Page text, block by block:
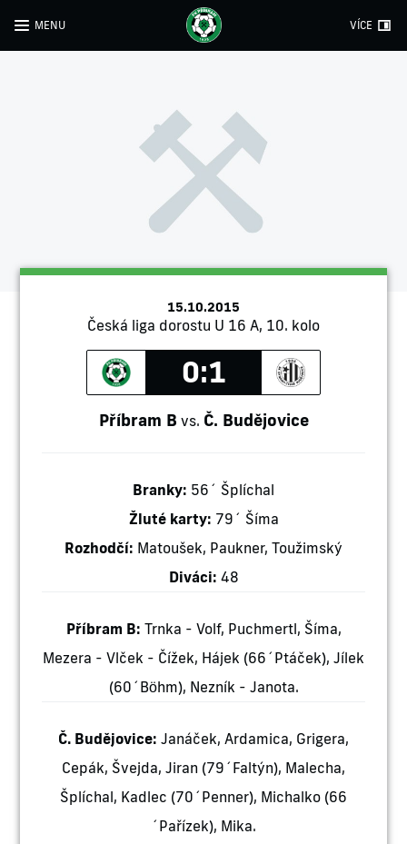
MENU VÍCE
15.10.2015
Česká liga dorostu U 16 A, 10. kolo
0:1
Příbram B vs. Č. Budějovice
Branky: 56´ Šplíchal
Žluté karty: 79´ Šíma
Rozhodčí: Matoušek, Paukner, Toužimský
Diváci: 48
Příbram B: Trnka - Volf, Puchmertl, Šíma,
Mezera - Vlček - Čížek, Hájek (66´Ptáček), Jílek
(60´Böhm), Nezník - Janota.
Č. Budějovice: Janáček, Ardamica, Grigera,
Cepák, Švejda, Jiran (79´Faltýn), Malecha,
Šplíchal, Kadlec (70´Penner), Michalko (66
´Pařízek), Mika.